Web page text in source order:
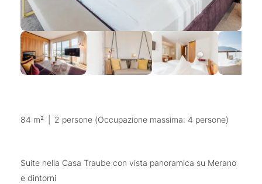
84 m² 2 persone (Occupazione massima: 4 persone)
Suite nella Casa Traube con vista panoramica su Merano
e dintorni